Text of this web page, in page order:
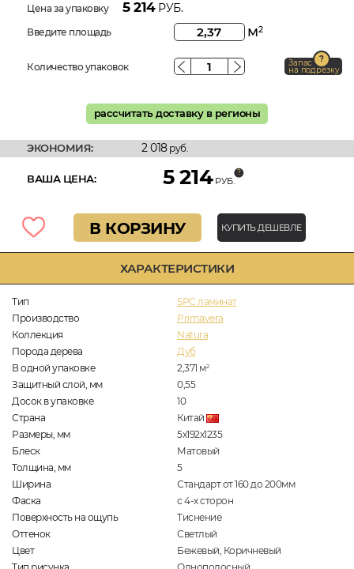
ХАРАКТЕРИСТИКИ
Тип
SPC ламинат
Производство
Primavera
Коллекция
Natura
Порода дерева
Дуб
В одной упаковке
2,371 м2
Защитный слой, мм
0,55
Досок в упаковке
10
Страна
Китай
Размеры, мм
5х192х1235
Блеск
Матовый
Толщина, мм
5
Ширина
Стандарт от 160 до 200мм
Фаска
с 4-х сторон
Поверхность на ощупь
Тиснение
Оттенок
Светлый
Цвет
Бежевый, Коричневый
Цена за упаковку 5 214РУБ.
Введите площадь м2
Количество упаковок Запас
на подрезку
рассчитать доставку в регионы
ЭКОНОМИЯ: 2 018руб.
ВАША ЦЕНА: 5 214 РУБ.
В КОРЗИНУ КУПИТЬ ДЕШЕВЛЕ